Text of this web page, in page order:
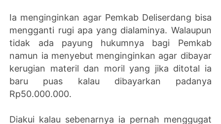
Ia menginginkan agar Pemkab Deliserdang bisa
mengganti rugi apa yang dialaminya. Walaupun
tidak ada payung hukumnya bagi Pemkab
namun ia menyebut menginginkan agar dibayar
kerugian materil dan moril yang jika ditotal ia
baru puas kalau dibayarkan padanya
Rp50.000.000.
Diakui kalau sebenarnya ia pernah menggugat